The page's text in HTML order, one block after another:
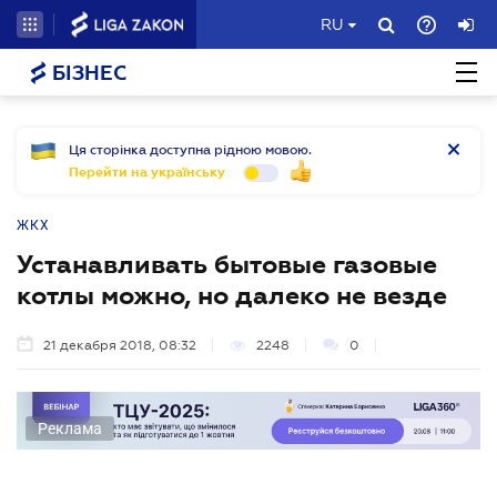
RU
БІЗНЕС
Ця сторінка доступна рідною мовою.
Перейти на українську
ЖКХ
Устанавливать бытовые газовые
котлы можно, но далеко не везде
21 декабря 2018, 08:32 2248 0
Реклама